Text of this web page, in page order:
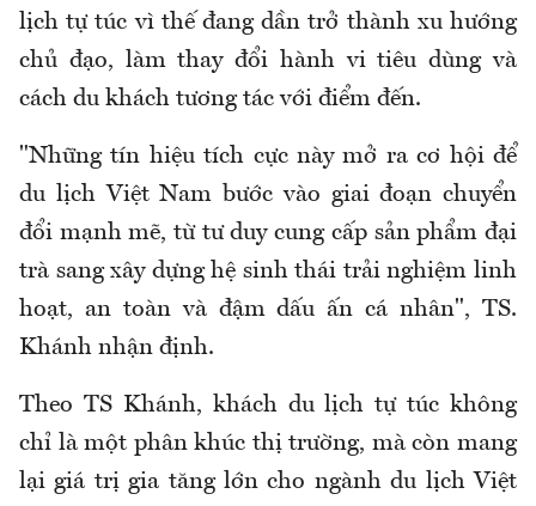
lịch tự túc vì thế đang dần trở thành xu hướng
chủ đạo, làm thay đổi hành vi tiêu dùng và
cách du khách tương tác với điểm đến.
"Những tín hiệu tích cực này mở ra cơ hội để
du lịch Việt Nam bước vào giai đoạn chuyển
đổi mạnh mẽ, từ tư duy cung cấp sản phẩm đại
trà sang xây dựng hệ sinh thái trải nghiệm linh
hoạt, an toàn và đậm dấu ấn cá nhân", TS.
Khánh nhận định.
Theo TS Khánh, khách du lịch tự túc không
chỉ là một phân khúc thị trường, mà còn mang
lại giá trị gia tăng lớn cho ngành du lịch Việt